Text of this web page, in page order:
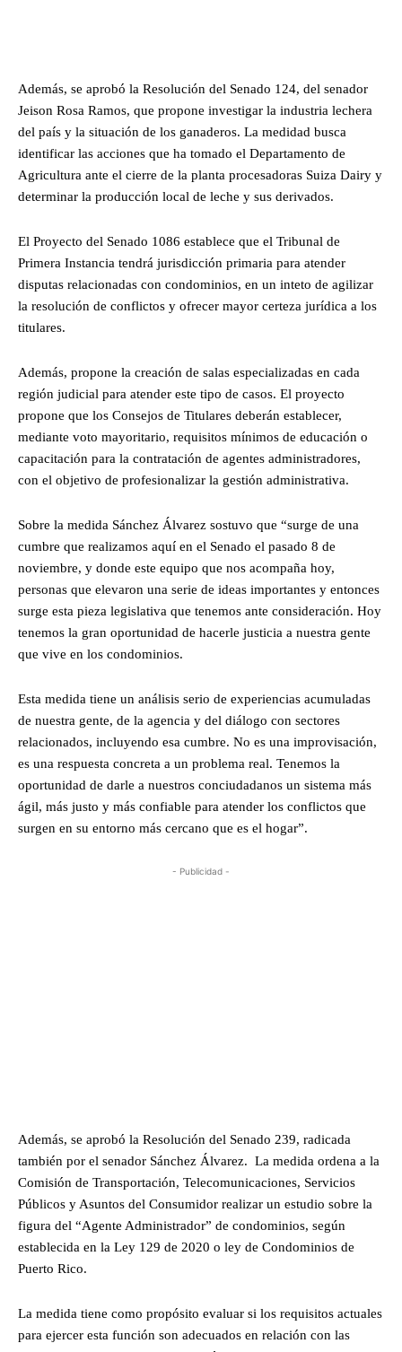
Además, se aprobó la Resolución del Senado 124, del senador
Jeison Rosa Ramos, que propone investigar la industria lechera
del país y la situación de los ganaderos. La medidad busca
identificar las acciones que ha tomado el Departamento de
Agricultura ante el cierre de la planta procesadoras Suiza Dairy y
determinar la producción local de leche y sus derivados.
El Proyecto del Senado 1086 establece que el Tribunal de
Primera Instancia tendrá jurisdicción primaria para atender
disputas relacionadas con condominios, en un inteto de agilizar
la resolución de conflictos y ofrecer mayor certeza jurídica a los
titulares.
Además, propone la creación de salas especializadas en cada
región judicial para atender este tipo de casos. El proyecto
propone que los Consejos de Titulares deberán establecer,
mediante voto mayoritario, requisitos mínimos de educación o
capacitación para la contratación de agentes administradores,
con el objetivo de profesionalizar la gestión administrativa.
Sobre la medida Sánchez Álvarez sostuvo que “surge de una
cumbre que realizamos aquí en el Senado el pasado 8 de
noviembre, y donde este equipo que nos acompaña hoy,
personas que elevaron una serie de ideas importantes y entonces
surge esta pieza legislativa que tenemos ante consideración. Hoy
tenemos la gran oportunidad de hacerle justicia a nuestra gente
que vive en los condominios.
Esta medida tiene un análisis serio de experiencias acumuladas
de nuestra gente, de la agencia y del diálogo con sectores
relacionados, incluyendo esa cumbre. No es una improvisación,
es una respuesta concreta a un problema real. Tenemos la
oportunidad de darle a nuestros conciudadanos un sistema más
ágil, más justo y más confiable para atender los conflictos que
surgen en su entorno más cercano que es el hogar”.
- Publicidad -
Además, se aprobó la Resolución del Senado 239, radicada
también por el senador Sánchez Álvarez. La medida ordena a la
Comisión de Transportación, Telecomunicaciones, Servicios
Públicos y Asuntos del Consumidor realizar un estudio sobre la
figura del “Agente Administrador” de condominios, según
establecida en la Ley 129 de 2020 o ley de Condominios de
Puerto Rico.
La medida tiene como propósito evaluar si los requisitos actuales
para ejercer esta función son adecuados en relación con las